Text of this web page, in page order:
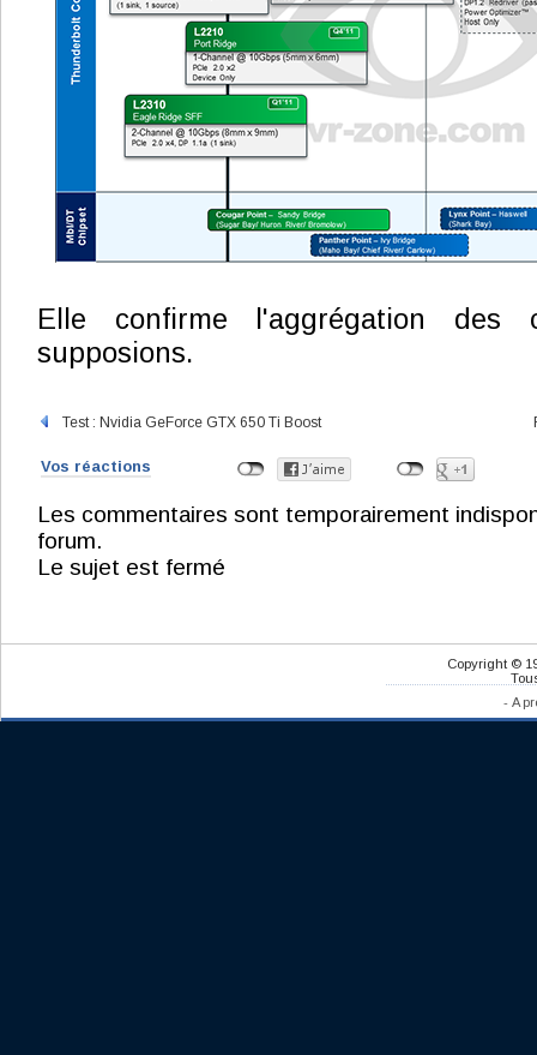
Elle confirme l'aggrégation des
supposions.
Test : Nvidia GeForce GTX 650 Ti Boost
Vos réactions
Les commentaires sont temporairement
forum.
Le sujet est fermé
Copyright ©
- A